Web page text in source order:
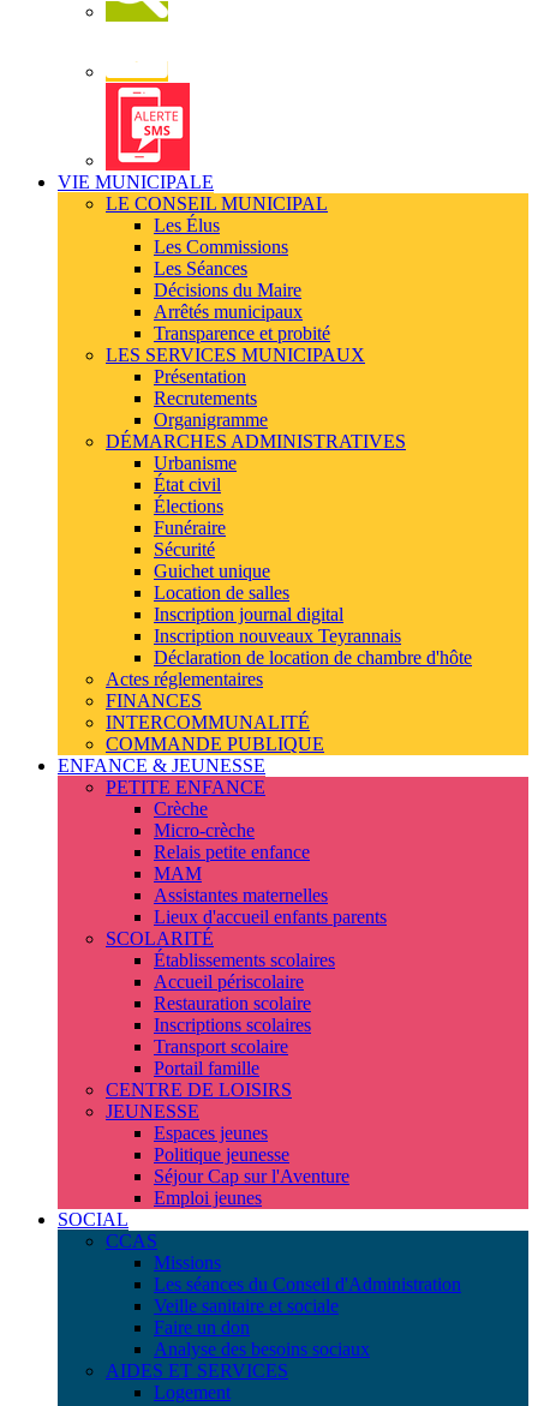
Alerte
SMS
VIE MUNICIPALE
LE CONSEIL MUNICIPAL
Les Élus
Les Commissions
Les Séances
Décisions du Maire
Arrêtés municipaux
Transparence et probité
LES SERVICES MUNICIPAUX
Présentation
Recrutements
Organigramme
DÉMARCHES ADMINISTRATIVES
Urbanisme
État civil
Élections
Funéraire
Sécurité
Guichet unique
Location de salles
Inscription journal digital
Inscription nouveaux Teyrannais
Déclaration de location de chambre d'hôte
Actes réglementaires
FINANCES
INTERCOMMUNALITÉ
COMMANDE PUBLIQUE
ENFANCE & JEUNESSE
PETITE ENFANCE
Crèche
Micro-crèche
Relais petite enfance
MAM
Assistantes maternelles
Lieux d'accueil enfants parents
SCOLARITÉ
Établissements scolaires
Accueil périscolaire
Restauration scolaire
Inscriptions scolaires
Transport scolaire
Portail famille
CENTRE DE LOISIRS
JEUNESSE
Espaces jeunes
Politique jeunesse
Séjour Cap sur l'Aventure
Emploi jeunes
SOCIAL
CCAS
Missions
Les séances du Conseil d'Administration
Veille sanitaire et sociale
Faire un don
Analyse des besoins sociaux
AIDES ET SERVICES
Logement